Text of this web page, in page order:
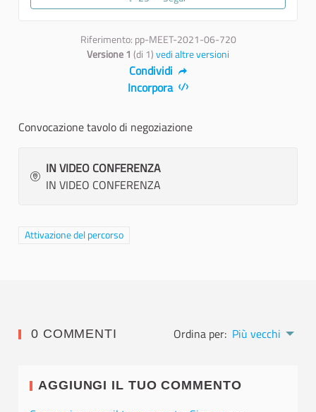
Riferimento: pp-MEET-2021-06-720
Versione 1 (di 1)vedi altre versioni
Condividi
Incorpora
Convocazione tavolo di negoziazione
IN VIDEO CONFERENZA
IN VIDEO CONFERENZA
Filtra i risultati per categoria: Attivazione del percorso
Attivazione del percorso
0 COMMENTI Ordina per: Più vecchi
AGGIUNGI IL TUO COMMENTO